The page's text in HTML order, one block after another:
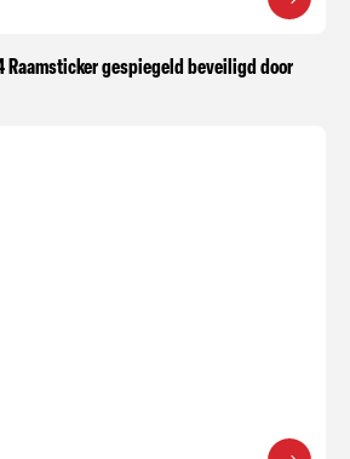
Raamsticker gespiegeld beveiligd door